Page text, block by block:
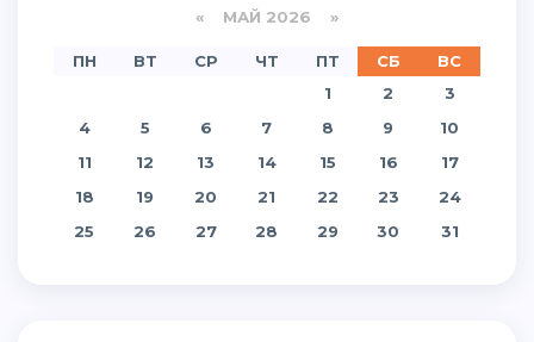
« МАЙ 2026 »
ПН ВТ СР ЧТ ПТ СБ
ВС
1
2
3
4
5 6 7 8 9
10
11
12 13 14 15 16
17
18
19 20 21 22 23
24
25
26 27 28 29 30 31